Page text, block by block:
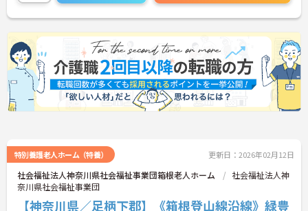
特別養護老人ホーム（特養） 更新日：2026年02月12日
社会福祉法人神奈川県社会福祉事業団箱根老人ホーム
社会福祉法人神
奈川県社会福祉事業団
【神奈川県／足柄下郡】《箱根登山線沿線》緑豊